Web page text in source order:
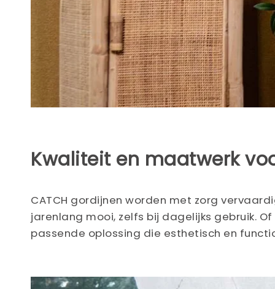
Kwaliteit en maatwerk
CATCH gordijnen worden met zorg
jarenlang mooi, zelfs bij dagelijks gebruik.
passende oplossing die esthetisch en